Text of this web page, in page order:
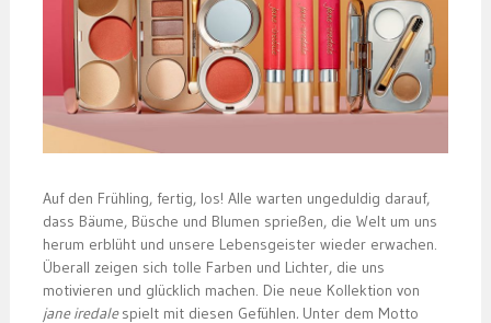
Auf den Frühling, fertig, los! Alle warten ungeduldig darauf,
dass Bäume, Büsche und Blumen sprießen, die Welt um uns
herum erblüht und unsere Lebensgeister wieder erwachen.
Überall zeigen sich tolle Farben und Lichter, die uns
motivieren und glücklich machen. Die neue Kollektion von
jane iredalespielt mit diesen Gefühlen. Unter dem Motto